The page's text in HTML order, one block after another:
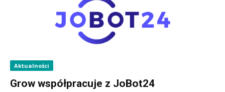
Aktualności
Grow współpracuje z JoBot24